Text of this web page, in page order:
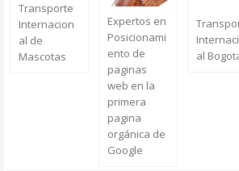
Transporte
Internacion
al de
Mascotas
Expertos en
Posicionami
ento de
paginas
web en la
primera
pagina
orgánica de
Google
al